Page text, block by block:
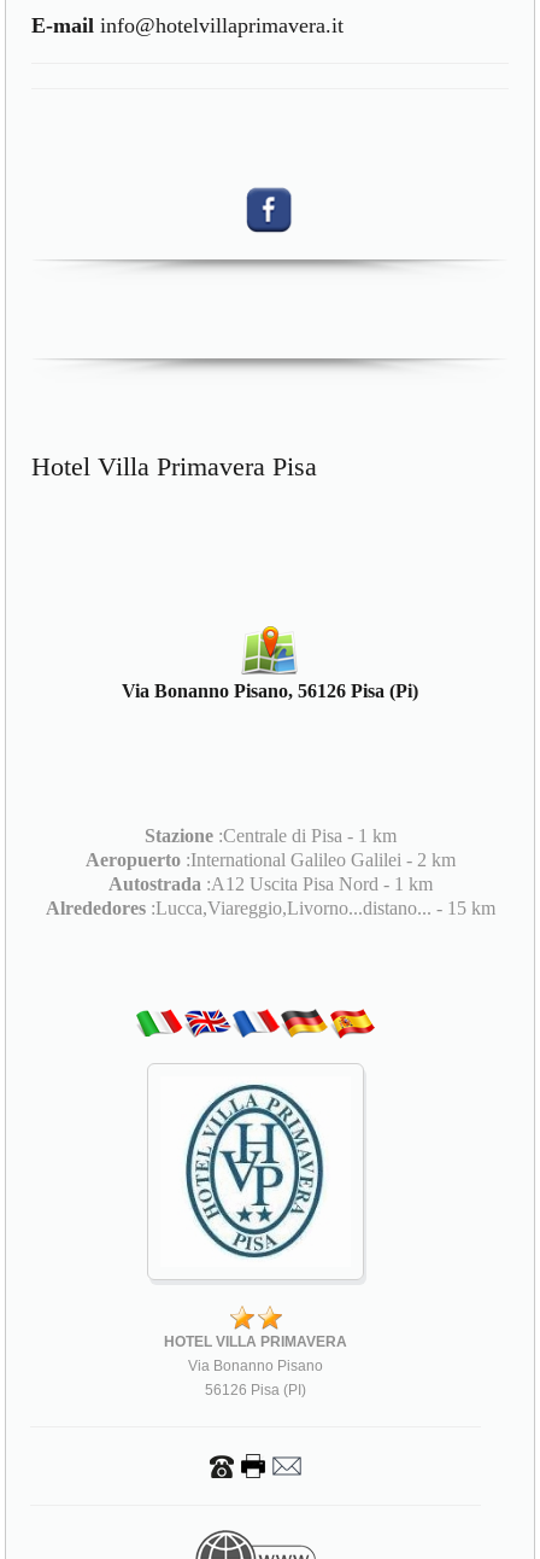
E-mail info@hotelvillaprimavera.it
Hotel Villa Primavera Pisa
Via Bonanno Pisano, 56126 Pisa (Pi)
Stazione:Centrale di Pisa - 1 km
Aeropuerto:International Galileo Galilei - 2 km
Autostrada :A12 Uscita Pisa Nord - 1 km
Alrededores:Lucca,Viareggio,Livorno...distano... - 15 km
HOTEL VILLA PRIMAVERA
Via Bonanno Pisano
56126 Pisa (PI)